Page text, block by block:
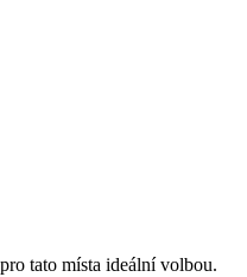
tato místa ideální volbou.